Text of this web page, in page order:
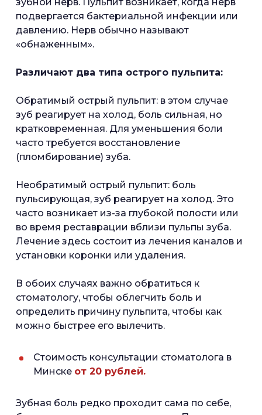
подвергается бактериальной инфекции или
давлению. Нерв обычно называют
«обнаженным».
Различают два типа острого пульпита:
Обратимый острый пульпит: в этом случае
зуб реагирует на холод, боль сильная, но
кратковременная. Для уменьшения боли
часто требуется восстановление
(пломбирование) зуба.
Необратимый острый пульпит: боль
пульсирующая, зуб реагирует на холод. Это
часто возникает из-за глубокой полости или
во время реставрации вблизи пульпы зуба.
Лечение здесь состоит из лечения каналов и
установки коронки или удаления.
В обоих случаях важно обратиться к
стоматологу, чтобы облегчить боль и
определить причину пульпита, чтобы как
можно быстрее его вылечить.
Стоимость консультации стоматолога в
Минске от 20 рублей.
Зубная боль редко проходит сама по себе,